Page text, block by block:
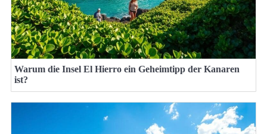
Warum die Insel El Hierro ein Geheimtipp der Kanaren
ist?